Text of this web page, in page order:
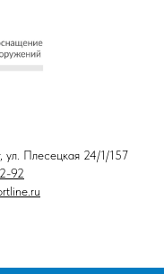
Плесецкая 24/1/157
92